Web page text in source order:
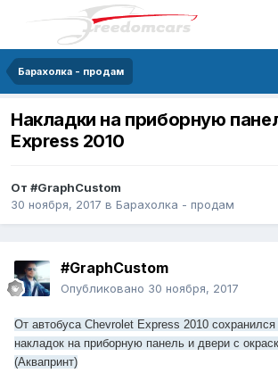
Барахолка - продам
Накладки на приборную
Express 2010
От #GraphCustom
30 ноября, 2017 в Барахолка - продам
#GraphCustom
Опубликовано 30 ноября, 2017
От автобуса Chevrolet Express 2010
накладок на приборную панель и двери с
(Аквапринт)